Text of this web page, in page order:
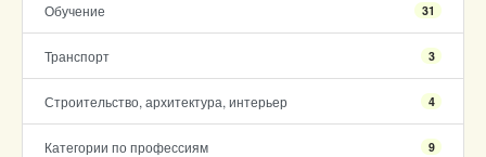
Обучение 31
Транспорт 3
Строительство, архитектура, интерьер 4
Категории по профессиям 9